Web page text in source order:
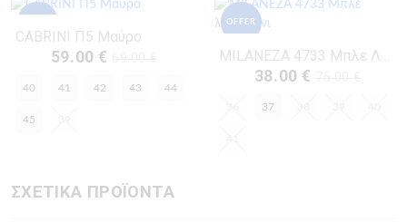
CABRINI Π5 Μαύρο
59.00 €
40 41 42 43 44
45
OFFER
MILANEZA 4733 Μπλε Λουστρίνι
38.00 €
37
ΣΧΕΤΙΚΑ ΠΡΟΪΟΝΤΑ